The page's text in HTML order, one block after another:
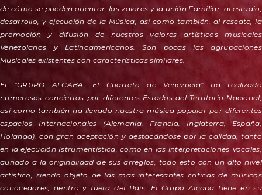
de cómo se pueden orientar, los valores y la unión Familiar, al estudio,
desarrollo, y ejecución de la Música, así como también, al rescate, la
promoción y difusión de nuestros valores artísticos musicales
Venezolanos y Latinoamericanos. Son pocas las agrupaciones
Musicales existentes con características similares.
El “GRUPO ALCABA, El Cuarteto de Venezuela” ha realizado
numerosos conciertos por diferentes Estados del Territorio Nacional,
así como también ha llevado nuestra música popular por diferentes
espacios Internacionales (Alemania, Francia, Inglaterra, España,
Holanda), con gran aceptación y destacándose por la calidad, tanto
en la ejecución Istrumentística, como en las interpretaciones Vocales,
aunado a la originalidad de sus arreglos, todo esto con un alto nivel
artístico, siendo objeto de las más interesantes críticas de músicos
conocedores, dentro y fuera del País. El Grupo Alcaba tiene en su